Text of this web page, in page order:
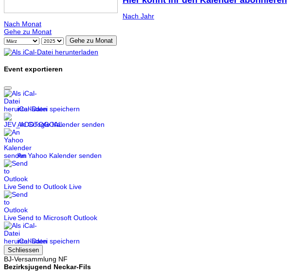
Nach Jahr
Nach Monat
Gehe zu Monat
Gehe zu Monat
Event exportieren
iCal-Datei speichern
An Google Kalender senden
An Yahoo Kalender senden
Send to Outlook Live
Send to Microsoft Outlook
iCal-Datei speichern
Schliessen
BJ-Versammlung NF
Bezirksjugend Neckar-Fils